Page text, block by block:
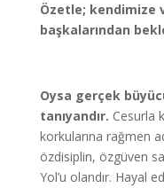
Özetle; kendimize
başkalarından
Oysa gerçek
tanıyandır. Cesurla
korkularına rağmen
özdisiplin, özgüven
Yol’u olandır. Hayal